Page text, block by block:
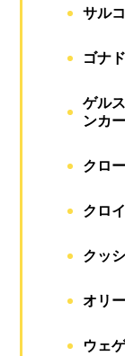
サル
ゴナ
ゲル
ンカ
クロ
クロ
クッ
オリ
ウェ